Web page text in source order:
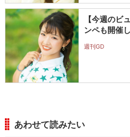
【今週のビ
ンペも開催
週刊GD
あわせて読みたい